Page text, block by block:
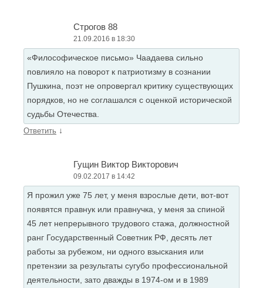
Строгов 88
21.09.2016 в 18:30
«Философическое письмо» Чаадаева сильно
повлияло на поворот к патриотизму в сознании
Пушкина, поэт не опровергал критику существующих
порядков, но не соглашался с оценкой исторической
судьбы Отечества.
Ответить ↓
Гущин Виктор Викторович
09.02.2017 в 14:42
Я прожил уже 75 лет, у меня взрослые дети, вот-вот
появятся правнук или правнучка, у меня за спиной
45 лет непрерывного трудового стажа, должностной
ранг Государственный Советник РФ, десять лет
работы за рубежом, ни одного взыскания или
претензии за результаты сугубо профессиональной
деятельности, зато дважды в 1974-ом и в 1989